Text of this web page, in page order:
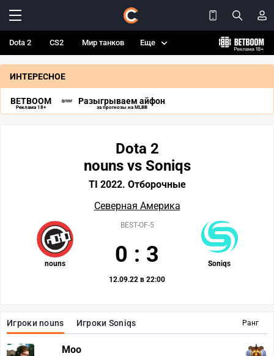
Dota 2 CS2 Мир танков Еще
ИНТЕРЕСНОЕ
BETBOOM
Реклама 18+
Разыгрываем айфон
за прогнозы на MLBB
Ранг
Игроки nouns Игроки Soniqs
Moo
Dota 2
nouns vs Soniqs
TI 2022. Отборочные
Северная Америка
nouns Soniqs
BEST-OF-5
0 : 3
12.09.22 в 22:00